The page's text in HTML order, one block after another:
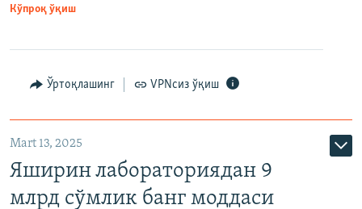
Кўпроқ ўқиш
Ўртоқлашинг VPNсиз ўқиш
Mart 13, 2025
Яширин лабораториядан 9
млрд сўмлик банг моддаси